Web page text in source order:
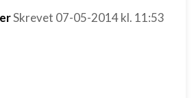
Skrevet 07-05-2014kl. 11:53